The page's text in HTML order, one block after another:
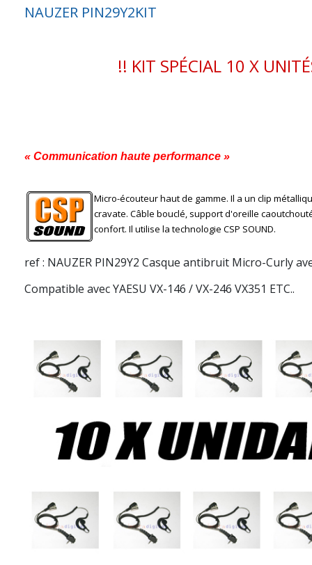
NAUZER PIN29Y2KIT
!! KIT SPÉCIAL 10 X
« Communication haute performance »
Micro-écouteur haut de gamme. Il a un clip
cravate. Câble bouclé, support d'oreille
confort. Il utilise la technologie CSP SOUND.
ref : NAUZER PIN29Y2 Casque antibruit Micro-Curly
Compatible avec YAESU VX-146 / VX-246 VX351 ETC..